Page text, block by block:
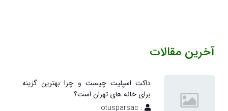
آخرین مقالات
داکت اسپلیت چیست و چرا بهترین گزینه
برای خانه های تهران است؟
: lotusparsac